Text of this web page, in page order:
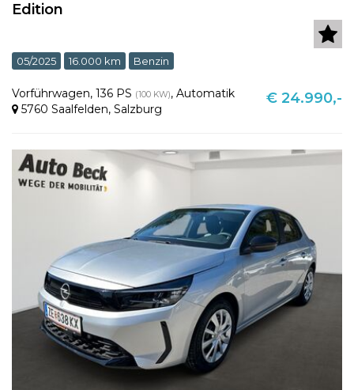
Edition
05/2025 16.000 km Benzin
Vorführwagen, 136 PS (100 KW), Automatik
5760 Saalfelden, Salzburg
€ 24.990,-